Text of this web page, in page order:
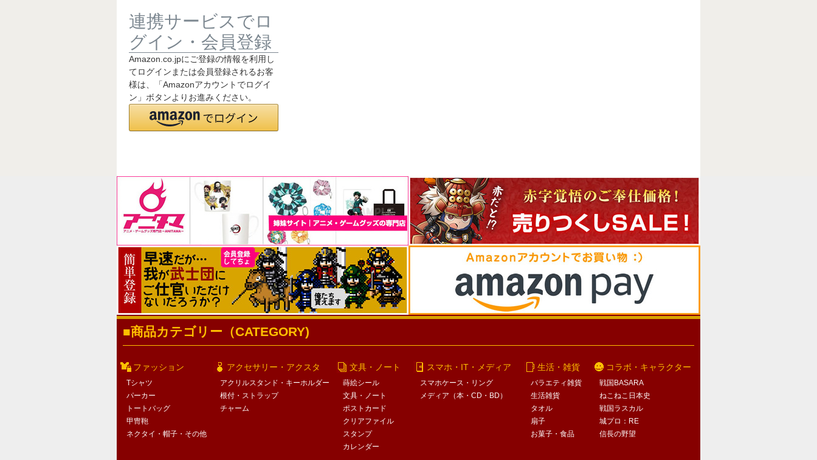
連携サービスでロ
グイン・会員登録
Amazon.co.jpにご登録の情報を利用し
てログインまたは会員登録されるお客
様は、「Amazonアカウントでログイ
ン」ボタンよりお進みください。
商品カテゴリー（CATEGORY)
ファッション
Tシャツ
パーカー
トートバッグ
甲冑鞄
ネクタイ・帽子・その他
アクセサリー・アクスタ
アクリルスタンド・キーホルダー
根付・ストラップ
チャーム
文具・ノート
蒔絵シール
文具・ノート
ポストカード
クリアファイル
スタンプ
カレンダー
スマホ・IT・メディア
スマホケース・リング
メディア（本・CD・BD）
生活・雑貨
バラエティ雑貨
生活雑貨
タオル
扇子
お菓子・食品
コラボ・キャラクター
戦国BASARA
ねこねこ日本史
戦国ラスカル
城プロ：RE
信長の野望